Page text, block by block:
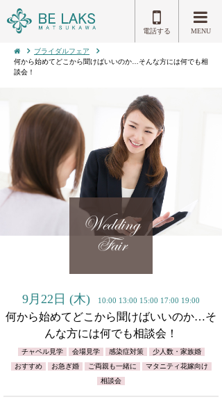
電話する MENU
ブライダルフェア
何から始めてどこから聞けばいいのか…そんな方には何でも相
談会！
Wedding
Fair
9月22日 (木) 10:00 13:00 15:00 17:00 19:00
何から始めてどこから聞けばいいのか…そ
んな方には何でも相談会！
チャペル見学 会場見学 感染症対策
少人数・家族婚
おすすめ
お急ぎ婚 ご両親も一緒に
マタニティ花嫁向け
相談会